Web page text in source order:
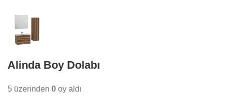
Alinda Boy Dolabı
5 üzerinden 0 oy aldı